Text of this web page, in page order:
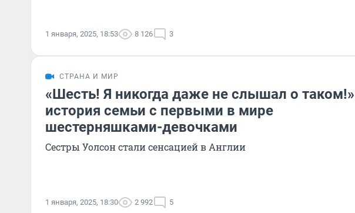
1 января, 2025, 18:53 8 126 3
СТРАНА И МИР
«Шесть! Я никогда даже не слышал о
история семьи с первыми в мире
шестерняшками-девочками
Сестры Уолсон стали сенсацией в Англии
1 января, 2025, 18:30 2 992 5